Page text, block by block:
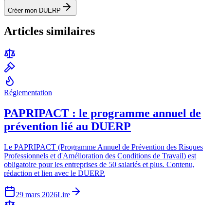
Créer mon DUERP
Articles similaires
Réglementation
PAPRIPACT : le programme annuel de
prévention lié au DUERP
Le PAPRIPACT (Programme Annuel de Prévention des Risques
Professionnels et d'Amélioration des Conditions de Travail) est
obligatoire pour les entreprises de 50 salariés et plus. Contenu,
rédaction et lien avec le DUERP.
29 mars 2026Lire